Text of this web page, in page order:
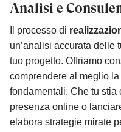
Analisi e
Il processo di
un’analisi accurata delle
tuo progetto. Offriamo
comprendere al meglio
fondamentali. Che tu stia
presenza online o
elabora strategie mirate